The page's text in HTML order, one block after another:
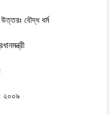
উত্তরঃ বৌদ্ধ ধর্ম
২০০৯